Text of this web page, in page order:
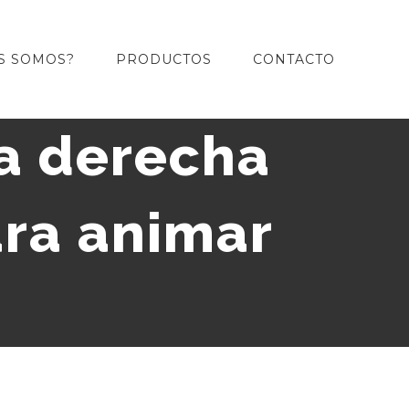
SOMOS? PRODUCTOS CONTACTO
derecha
animar